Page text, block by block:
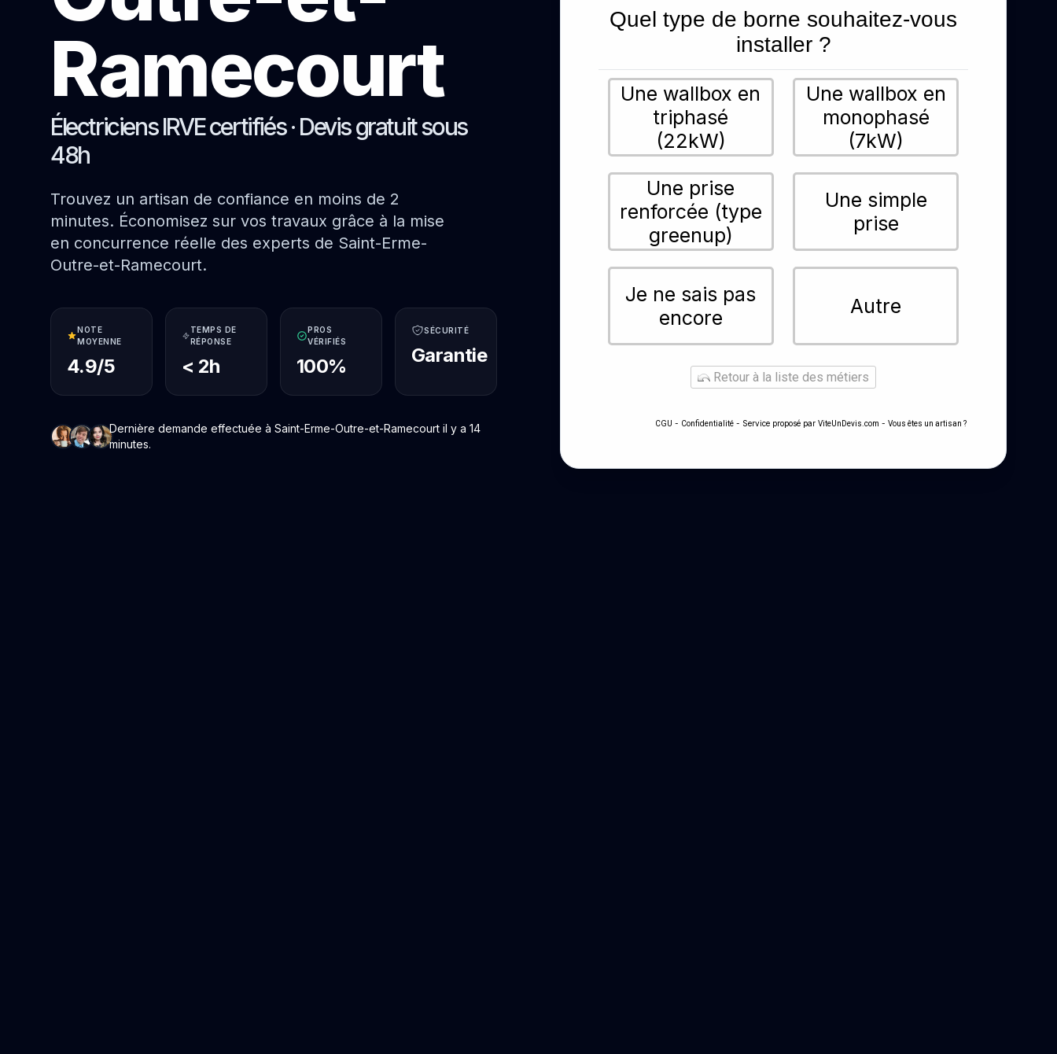
Ramecourt
Électriciens IRVE certifiés · Devis gratuit sous
48h
Trouvez un artisan de confiance en moins de 2
minutes. Économisez sur vos travaux grâce à la mise
en concurrence réelle des experts de Saint-Erme-
Outre-et-Ramecourt.
NOTE
MOYENNE
4.9/5
TEMPS DE
RÉPONSE
< 2h
PROS
VÉRIFIÉS
100%
SÉCURITÉ
Garantie
Dernière demande effectuée à Saint-Erme-Outre-et-Ramecourt il y a 14
minutes.
Quel type de borne souhaitez-vous
installer ?
Une wallbox en
triphasé
(22kW)
Une wallbox en
monophasé
(7kW)
Une prise
renforcée (type
greenup)
Une simple
prise
Je ne sais pas
encore
Autre
Retour à la liste des métiers
CGU - Confidentialité - Service proposé par ViteUnDevis.com - Vous êtes un artisan ?